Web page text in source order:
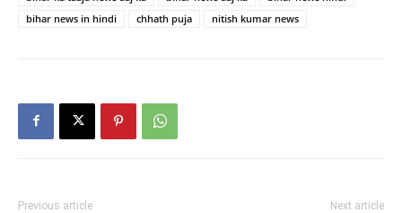
bihar news in hindi
chhath puja nitish kumar news
Previous article Next article